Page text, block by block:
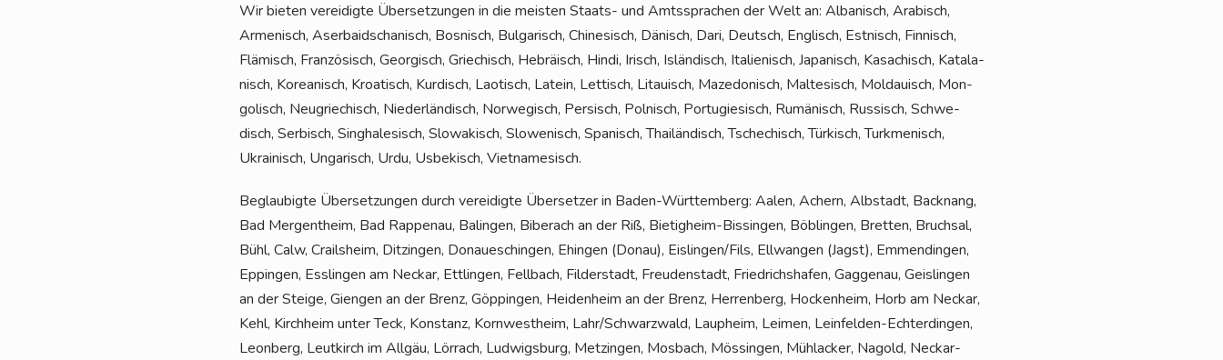
Wir bie­ten ver­ei­dig­te Über­set­zun­gen in die meis­ten Staats- und Amts­spra­chen der Welt an: Alba­nisch, Ara­bisch,
Arme­nisch, Aser­bai­dscha­nisch, Bos­nisch, Bul­ga­risch, Chi­ne­sisch, Dänisch, Dari, Deutsch, Eng­lisch, Est­nisch, Fin­nisch,
Flä­misch, Fran­zö­sisch, Geor­gisch, Grie­chisch, Hebrä­isch, Hin­di, Irisch, Islän­disch, Ita­lie­nisch, Japa­nisch, Kasa­chisch, Kata­la­
nisch, Korea­nisch, Kroa­tisch, Kur­disch, Lao­tisch, Latein, Let­tisch, Litau­isch, Maze­do­nisch, Mal­te­sisch, Mol­dauisch, Mon­
go­lisch, Neu­grie­chisch, Nie­der­län­disch, Nor­we­gisch, Per­sisch, Pol­nisch, Por­tu­gie­sisch, Rumä­nisch, Rus­sisch, Schwe­
disch, Ser­bisch, Sin­gha­le­sisch, Slo­wa­kisch, Slo­we­nisch, Spa­nisch, Thai­län­disch, Tsche­chisch, Tür­kisch, Turk­me­ni­sch,
Ukrai­nisch, Unga­risch, Urdu, Usbe­kisch, Vietnamesisch.
Beglau­big­te Über­set­zun­gen durch ver­ei­dig­te Über­set­zer in Baden-Würt­tem­berg: Aalen, Achern, Alb­stadt, Back­nang,
Bad Mer­gen­theim, Bad Rap­pen­au, Balin­gen, Biber­ach an der Riß, Bie­tig­heim-Bis­sin­gen, Böb­lin­gen, Brett­en, Bruch­sal,
Bühl, Calw, Crails­heim, Dit­zin­gen, Donau­eschin­gen, Ehin­gen (Donau), Eislingen/Fils, Ell­wan­gen (Jagst), Emmen­din­gen,
Eppin­gen, Ess­lin­gen am Neckar, Ett­lin­gen, Fell­bach, Fil­der­stadt, Freu­den­stadt, Fried­richs­ha­fen, Gag­ge­nau, Geis­lin­gen
an der Stei­ge, Gien­gen an der Brenz, Göp­pin­gen, Hei­den­heim an der Brenz, Her­ren­berg, Hocken­heim, Horb am Neckar,
Kehl, Kirch­heim unter Teck, Kon­stanz, Korn­west­heim, Lahr/Schwarzwald, Laup­heim, Lei­men, Lein­fel­den-Ech­ter­din­gen,
Leon­berg, Leut­kirch im All­gäu, Lör­rach, Lud­wigs­burg, Met­zin­gen, Mos­bach, Mös­sin­gen, Mühl­acker, Nagold, Neckar­